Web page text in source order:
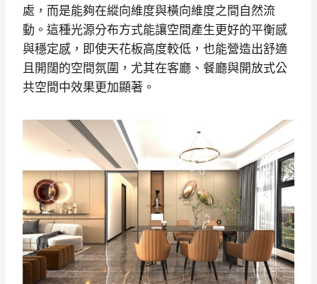
處，而是能夠在縱向維度與橫向維度之間自然流
動。這種光源分布方式能讓空間產生更好的平衡感
與穩定感，即使天花板高度較低，也能營造出舒適
且開闊的空間氛圍，尤其在客廳、餐廳與開放式公
共空間中效果更加顯著。